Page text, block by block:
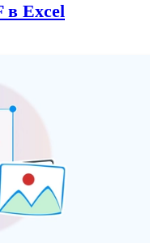
в Excel